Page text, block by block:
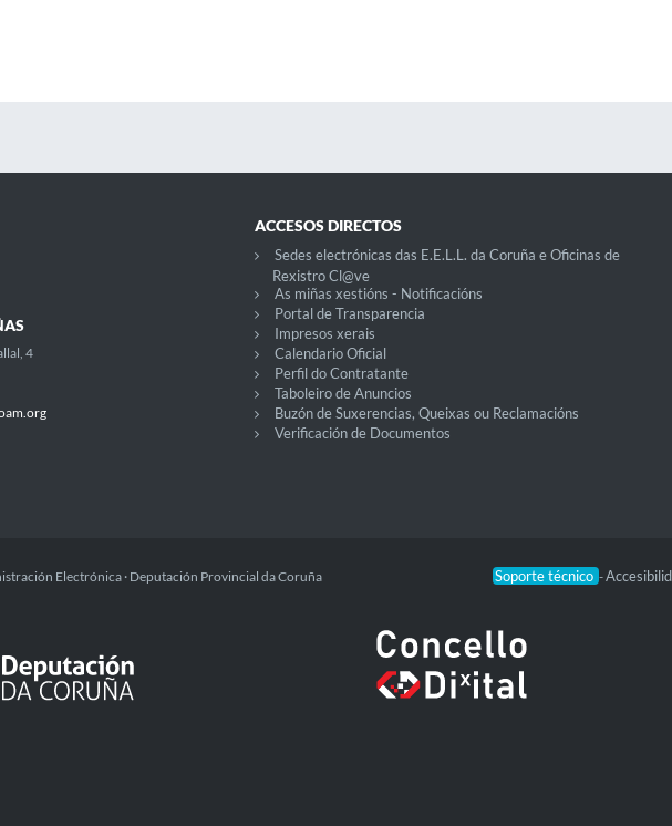
4
ACCESOS DIRECTOS
Sedes electrónicas das E.E.L.L. da Coruña e Oficinas de
Rexistro Cl@ve
As miñas xestións - Notificacións
Portal de Transparencia
Impresos xerais
Calendario Oficial
Perfil do Contratante
Taboleiro de Anuncios
Buzón de Suxerencias, Queixas ou Reclamacións
Verificación de Documentos
Soporte técnico -
Electrónica · Deputación Provincial da Coruña